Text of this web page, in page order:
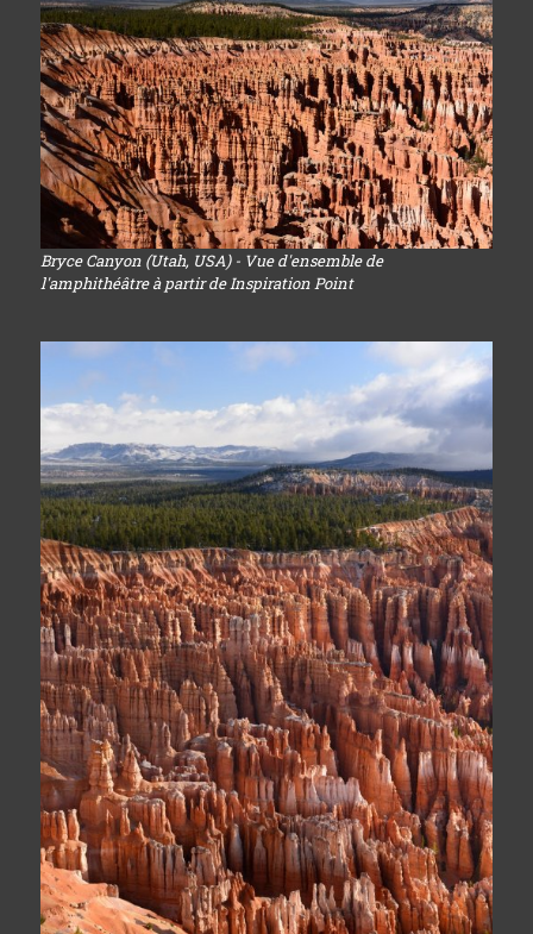
Bryce Canyon (Utah, USA) - Vue d'ensemble de
l'amphithéâtre à partir de Inspiration Point